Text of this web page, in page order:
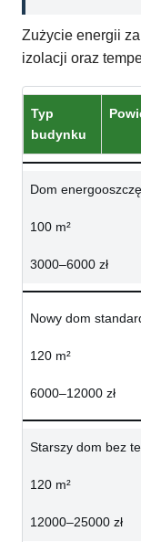
Zużycie energii
izolacji oraz
Typ
budynku
Dom
100 m²
3000–6000 zł
Nowy dom
120 m²
6000–12000 zł
Starszy dom bez
120 m²
12000–25000 zł